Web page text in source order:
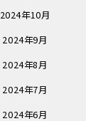
2024年10月
2024年9月
2024年8月
2024年7月
2024年6月